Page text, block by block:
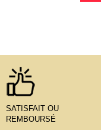
SATISFAIT OU
REMBOURSÉ